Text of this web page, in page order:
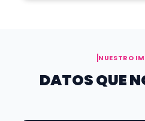
NUESTRO
DATOS QUE